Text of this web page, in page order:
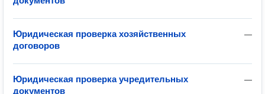
—
Юридическая проверка хозяйственных
договоров
—
Юридическая проверка учредительных
документов